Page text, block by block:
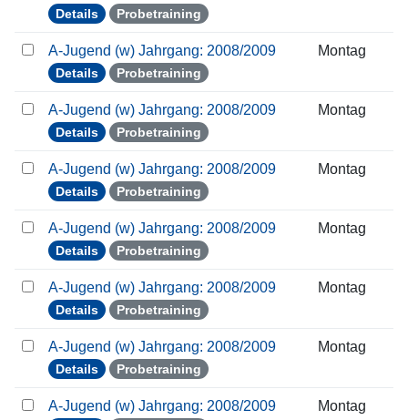
Details Probetraining
A-Jugend (w) Jahrgang: 2008/2009
Details Probetraining
Montag
A-Jugend (w) Jahrgang: 2008/2009
Details Probetraining
Montag
A-Jugend (w) Jahrgang: 2008/2009
Details Probetraining
Montag
A-Jugend (w) Jahrgang: 2008/2009
Details Probetraining
Montag
A-Jugend (w) Jahrgang: 2008/2009
Details Probetraining
Montag
A-Jugend (w) Jahrgang: 2008/2009
Details Probetraining
Montag
A-Jugend (w) Jahrgang: 2008/2009 Montag